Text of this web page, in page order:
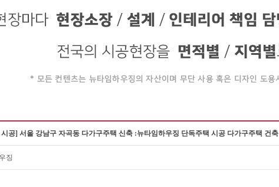
시공] 서울 강남구 자곡동 다가구주택 신축 :뉴타임하우징 단독주택 시공 다가구주택 건축
징